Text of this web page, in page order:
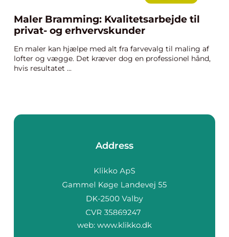
Maler Bramming: Kvalitetsarbejde til
privat- og erhvervskunder
En maler kan hjælpe med alt fra farvevalg til maling af
lofter og vægge. Det kræver dog en professionel hånd,
hvis resultatet ...
Address
web: www.klikko.dk